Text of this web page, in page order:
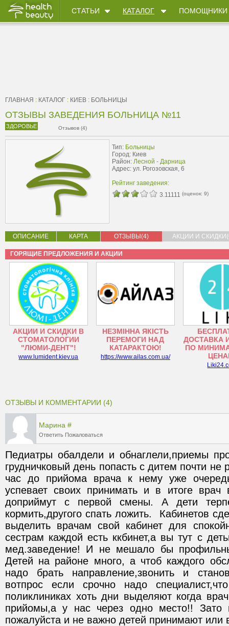
СТАТЬИ КАТАЛОГ ПОМОЩНИКИ
ГЛАВНАЯ : КАТАЛОГ : КИЕВ : БОЛЬНИЦЫ
ОТЗЫВЫ ЗАВЕДЕНИЯ БОЛЬНИЦА №11
ЗДОРОВЬЕ Отзывов (4)
Тип: Больницы
Город: Киев
Район: Лесной - Дарница
Адрес: ул. Рогозовская, 6
Рейтинг заведения:
3.11111 (оценок: 9)
ОПИСАНИЕ КАРТА ОТЗЫВЫ(4) АКЦИИ И
ГОРЯЩИЕ ПРЕДЛОЖЕНИЯ И АКЦИИ
АКЦИИ И СКИДКИ В
СТОМАТОЛОГИИ
"ЛЮМИ-ДЕНТ"!
www.lumident.kiev.ua
НЕЗМІННА ЯКІСТЬ
ПЕРЕМОГИ НАД
КАТАРАКТОЮ!
https://www.ailas.com.ua/
ДОСТАВКА
ПО
ОТЗЫВЫ И КОММЕНТАРИИ (4)
Марина #
Ответить Пожаловаться
Педиатры обалдели и обнаглели,приемы
грудничковый день попасть с дитем почти не
час до прийома врача к нему уже
успевает своих принимать и в итоге
доприймут с первой смены. А дети
кормить,другого спать ложить.  Кабинетов
выделить врачам свой кабинет для
сестрам каждой есть ккбинет,а вы тут с
мед.заведение! И не мешало бы
Детей на районе много, а чтоб каждого
надо брать направление,звонить и
вотпрос если срочно надо
поликлиниках хоть дни выделяют когда
прийомы,а у нас через одно место!! Зато
пожалуйста и не важно детей принимают или